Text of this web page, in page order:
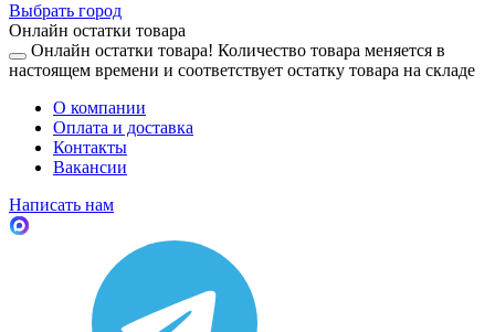
Выбрать город
Онлайн остатки товара
Онлайн остатки товара! Количество товара меняется в
настоящем времени и соответствует остатку товара на складе
О компании
Оплата и доставка
Контакты
Вакансии
Написать нам